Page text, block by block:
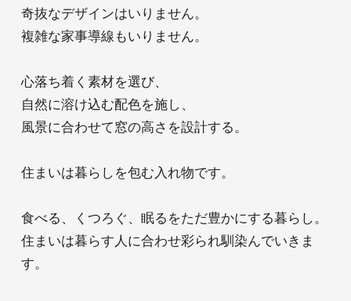
ビス
資料請求
奇抜なデザインはいりません。
複雑な家事導線もいりません。
心落ち着く素材を選び、
自然に溶け込む配色を施し、
風景に合わせて窓の高さを設計する。
住まいは暮らしを包む入れ物です。
食べる、くつろぐ、眠るをただ豊かにする暮らし。
住まいは暮らす人に合わせ彩られ馴染んでいきま
す。